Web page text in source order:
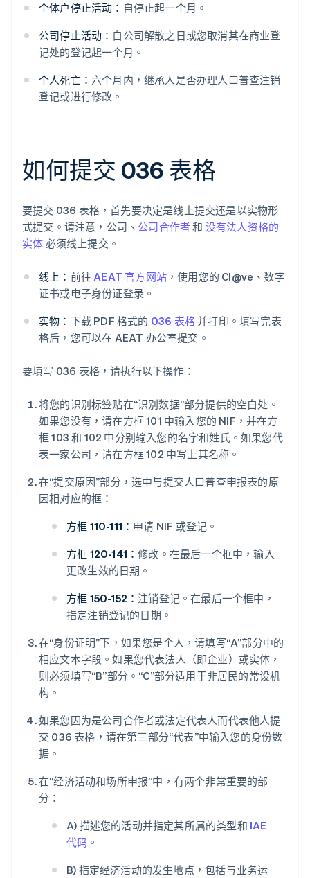
个体户停止活动： 自停止起一个月。
公司停止活动： 自公司解散之日或您取消其在商业登
记处的登记起一个月。
个人死亡： 六个月内，继承人是否办理人口普查注销
登记或进行修改。
如何提交 036 表格
要提交 036 表格，首先要决定是线上提交还是以实物形
式提交。请注意，公司、 公司合作者和 没有法人资格的
实体 必须线上提交。
线上： 前往AEAT 官方网站 ，使用您的 Cl@ve、数字
证书或电子身份证登录。
实物： 下载 PDF 格式的 036 表格并打印。填写完表
格后，您可以在 AEAT 办公室提交。
要填写 036 表格，请执行以下操作：
将您的识别标签贴在“识别数据”部分提供的空白处。
如果您没有，请在方框 101 中输入您的 NIF，并在方
框 103 和 102 中分别输入您的名字和姓氏。如果您代
表一家公司，请在方框 102 中写上其名称。
在“提交原因”部分，选中与提交人口普查申报表的原
因相对应的框：
方框 110-111： 申请 NIF 或登记。
方框 120-141：修改。在最后一个框中，输入
更改生效的日期。
方框 150-152：注销登记。在最后一个框中，
指定注销登记的日期。
在“身份证明”下，如果您是个人，请填写“A”部分中的
相应文本字段。如果您代表法人（即企业）或实体，
则必须填写“B”部分。“C”部分适用于非居民的常设机
构。
如果您因为是公司合作者或法定代表人而代表他人提
交 036 表格，请在第三部分“代表”中输入您的身份数
据。
在“经济活动和场所申报”中，有两个非常重要的部
分：
A) 描述您的活动并指定其所属的类型和 IAE
代码 。
B) 指定经济活动的发生地点，包括与业务运